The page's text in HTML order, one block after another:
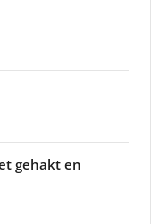
gehakt en